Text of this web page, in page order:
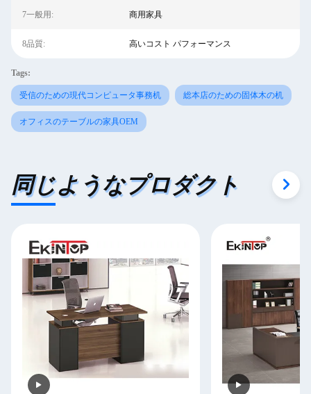
7一般用: 商用家具
8品質: 高いコスト パフォーマンス
Tags:
受信のための現代コンピュータ事務机 総本店のための固体木の机
オフィスのテーブルの家具OEM
同じようなプロダクト